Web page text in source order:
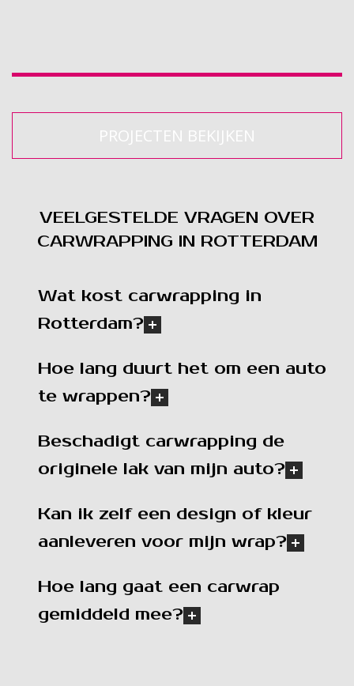
PROJECTEN BEKIJKEN
VEELGESTELDE VRAGEN OVER
CARWRAPPING IN ROTTERDAM
Wat kost carwrapping in
Rotterdam?
Hoe lang duurt het om een auto
te wrappen?
Beschadigt carwrapping de
originele lak van mijn auto?
Kan ik zelf een design of kleur
aanleveren voor mijn wrap?
Hoe lang gaat een carwrap
gemiddeld mee?